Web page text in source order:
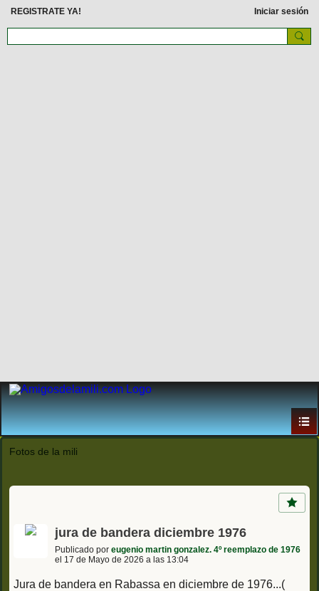
REGISTRATE YA! Iniciar sesión
Fotos de la mili
jura de bandera diciembre 1976
Publicado por eugenio martin gonzalez. 4º reemplazo de 1976
el 17 de Mayo de 2026 a las 13:04
Jura de bandera en Rabassa en diciembre de 1976...(